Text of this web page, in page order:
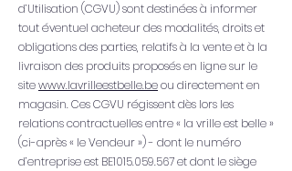
d’Utilisation (CGVU) sont destinées à informer
tout éventuel acheteur des modalités, droits et
obligations des parties, relatifs à la vente et à la
livraison des produits proposés en ligne sur le
sitewww.lavrilleestbelle.beou directement en
magasin. Ces CGVU régissent dès lors les
relations contractuelles entre « la vrille est belle »
(ci-après « le Vendeur ») - dont le numéro
d’entreprise est BE1015.059.567 et dont le siège